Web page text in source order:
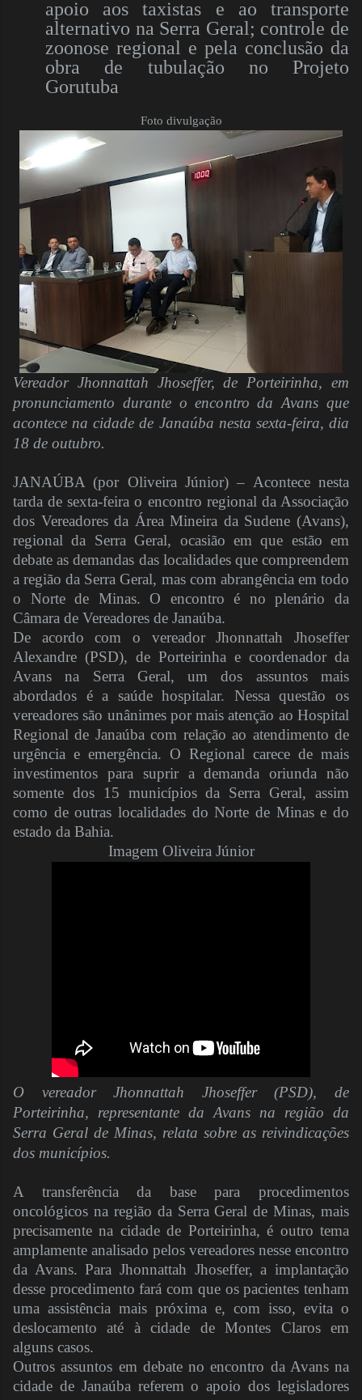
apoio aos taxistas e ao transporte
alternativo na Serra Geral; controle de
zoonose regional e pela conclusão da
obra de tubulação no Projeto
Gorutuba
Foto divulgação
Vereador Jhonnattah Jhoseffer, de Porteirinha, em
pronunciamento durante o encontro da Avans que
acontece na cidade de Janaúba nesta sexta-feira, dia
18 de outubro.
JANAÚBA (por Oliveira Júnior) – Acontece nesta
tarda de sexta-feira o encontro regional da Associação
dos Vereadores da Área Mineira da Sudene (Avans),
regional da Serra Geral, ocasião em que estão em
debate as demandas das localidades que compreendem
a região da Serra Geral, mas com abrangência em todo
o Norte de Minas. O encontro é no plenário da
Câmara de Vereadores de Janaúba.
De acordo com o vereador Jhonnattah Jhoseffer
Alexandre (PSD), de Porteirinha e coordenador da
Avans na Serra Geral, um dos assuntos mais
abordados é a saúde hospitalar. Nessa questão os
vereadores são unânimes por mais atenção ao Hospital
Regional de Janaúba com relação ao atendimento de
urgência e emergência. O Regional carece de mais
investimentos para suprir a demanda oriunda não
somente dos 15 municípios da Serra Geral, assim
como de outras localidades do Norte de Minas e do
estado da Bahia.
Imagem Oliveira Júnior
O vereador Jhonnattah Jhoseffer (PSD), de
Porteirinha, representante da Avans na região da
Serra Geral de Minas, relata sobre as reivindicações
dos municípios.
A transferência da base para procedimentos
oncológicos na região da Serra Geral de Minas, mais
precisamente na cidade de Porteirinha, é outro tema
amplamente analisado pelos vereadores nesse encontro
da Avans. Para Jhonnattah Jhoseffer, a implantação
desse procedimento fará com que os pacientes tenham
uma assistência mais próxima e, com isso, evita o
deslocamento até à cidade de Montes Claros em
alguns casos.
Outros assuntos em debate no encontro da Avans na
cidade de Janaúba referem o apoio dos legisladores